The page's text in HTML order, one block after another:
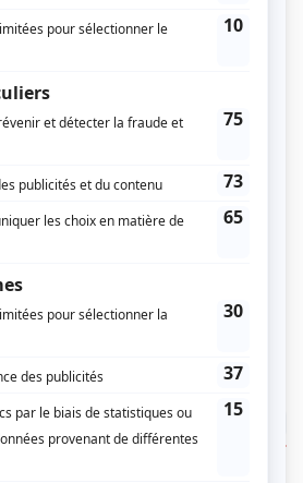
du Festival International de
ce lien
festivals!
Jazz de Montréal
Photographie Jazz
Montréal
LA UNE